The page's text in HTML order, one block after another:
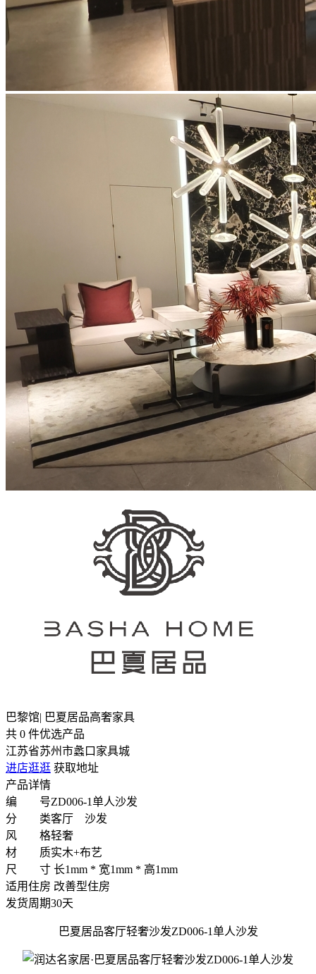
巴黎馆| 巴夏居品高奢家具
共 0 件优选产品
江苏省苏州市蠡口家具城
进店逛逛 获取地址
产品详情
编 号ZD006-1单人沙发
分 类客厅 沙发
风 格轻奢
材 质实木+布艺
尺 寸 长1mm * 宽1mm * 高1mm
适用住房 改善型住房
发货周期30天
巴夏居品客厅轻奢沙发ZD006-1单人沙发